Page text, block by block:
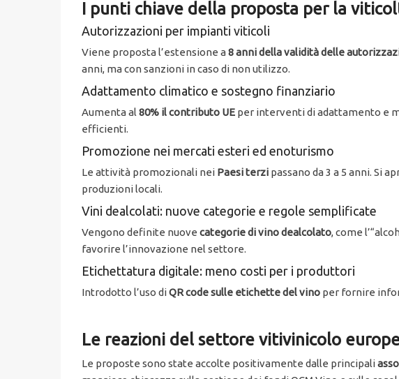
I punti chiave della proposta per la
Autorizzazioni per impianti viticoli
Viene proposta l’estensione a8 anni della validità delle
anni, ma con sanzioni in caso di non utilizzo.
Adattamento climatico e sostegno finanziario
Aumenta al80% il contributo UE per interventi di adattamento e
efficienti.
Promozione nei mercati esteri ed enoturismo
Le attività promozionali nei Paesi terzi passano da 3 a 5 anni. Si
produzioni locali.
Vini dealcolati: nuove categorie e regole semplificate
Vengono definite nuove categorie di vino dealcolato, come
favorire l’innovazione nel settore.
Etichettatura digitale: meno costi per i produttori
Introdotto l’uso diQR code sulle etichette del vino per fornire
Le reazioni del settore vitivinicolo
Le proposte sono state accolte positivamente dalle principali